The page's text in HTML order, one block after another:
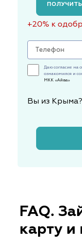
+20% к
Даю согласие на
ознакомился и
МКК «Айва»
Вы из Крыма?
FAQ.
карту